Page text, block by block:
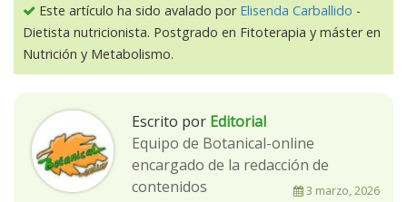
Este artículo ha sido avalado por Elisenda Carballido -
Dietista nutricionista. Postgrado en Fitoterapia y máster en
Nutrición y Metabolismo.
Escrito por Editorial
Equipo de Botanical-online
encargado de la redacción de
contenidos
3 marzo, 2026